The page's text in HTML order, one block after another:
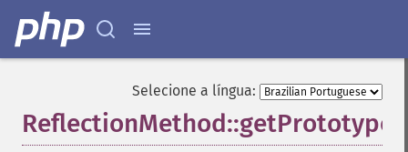
Selecione a língua:
ReflectionMethod::getPrototype